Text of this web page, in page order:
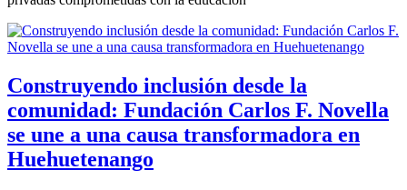
Construyendo inclusión desde la
comunidad: Fundación Carlos F. Novella
se une a una causa transformadora en
Huehuetenango